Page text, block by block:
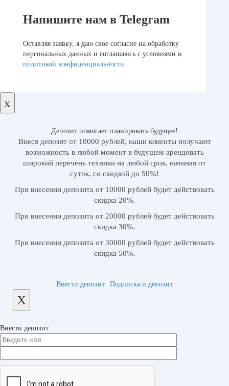
Напишите нам в Telegram
Оставляя заявку, я даю свое согласие на обработку
персональных данных и соглашаюсь с условиями и
политикой конфиденциальности
х
Депозит помогает планировать будущее!
Внеся депозит от 10000 рублей, наши клиенты получают
возможность в любой момент в будущем арендовать
широкий перечень техники на любой срок, начиная от
суток, со скидкой до 50%!
При внесении депозита от 10000 рублей будет действовать
скидка 20%.
При внесении депозита от 20000 рублей будет действовать
скидка 30%.
При внесении депозита от 30000 рублей будет действовать
скидка 50%.
Внести депозит Подписка и депозит
X
Внести депозит